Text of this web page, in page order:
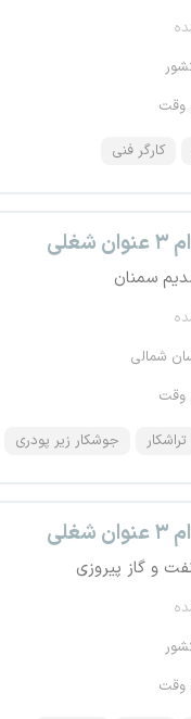
وقت
کارگر فنی
سمنان
شمالی
وقت
تراشکار جوشکار زیر پودری
و گاز پیروزی
وقت